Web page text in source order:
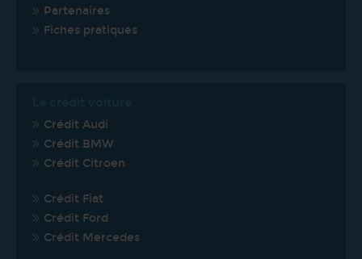
Partenaires
Fiches pratiques
Crédit Audi
Crédit BMW
Crédit Citroen
Crédit Fiat
Crédit Ford
Crédit Mercedes